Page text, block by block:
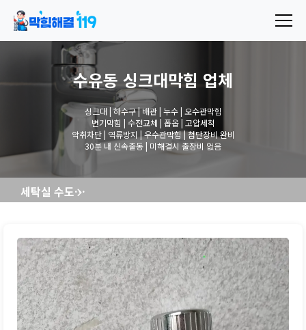
수유동 싱크대막힘 업체
싱크대 | 하수구 | 배관 | 누수 | 오수관막힘
변기막힘 | 수전교체 | 폽옵 | 고압세척
악취차단 | 역류방지 | 우수관막힘 | 첨단장비 완비
30분 내 신속출동 | 미해결시 출장비 없음
세탁실 수도꼭지